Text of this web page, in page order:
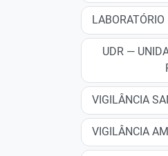
UDR —
VIGILÂNCIA
VIGILÂNCIA